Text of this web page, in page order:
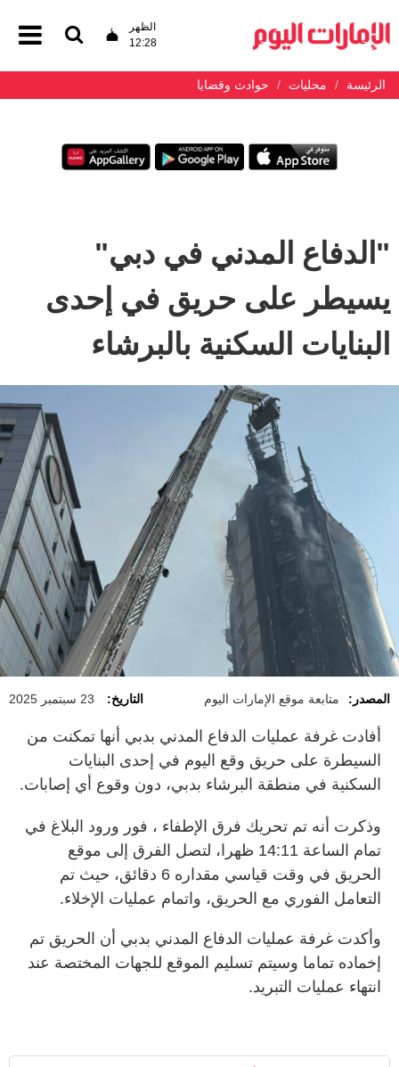
الظهر
12:28
الرئيسة محليات حوادث وقضايا
"الدفاع المدني في دبي"
يسيطر على حريق في إحدى
البنايات السكنية بالبرشاء ‏
المصدر: متابعة موقع الإمارات اليوم التاريخ: 23 سبتمبر 2025
أفادت غرفة عمليات الدفاع المدني بدبي أنها تمكنت من
السيطرة على حريق وقع اليوم في إحدى البنايات
السكنية في منطقة البرشاء بدبي، دون وقوع أي إصابات.
وذكرت أنه تم تحريك فرق الإطفاء ، فور ورود البلاغ في
تمام الساعة 14:11 ظهرا، لتصل الفرق إلى موقع
الحريق في وقت قياسي مقداره 6 دقائق، حيث تم
التعامل الفوري مع الحريق، واتمام عمليات الإخلاء.
وأكدت غرفة عمليات الدفاع المدني بدبي أن الحريق تم
إخماده تماما وسيتم تسليم الموقع للجهات المختصة عند
انتهاء عمليات التبريد.